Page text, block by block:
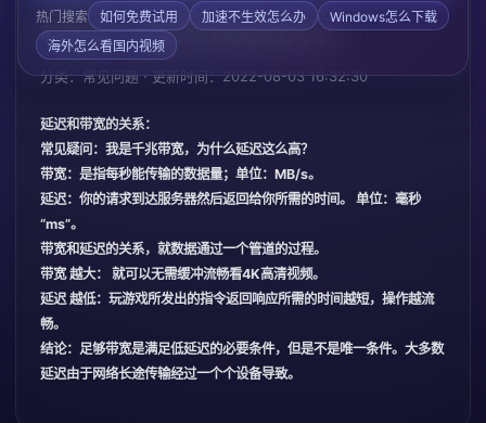
热门搜索 如何免费试用 加速不生效怎么办
Windows怎么下载
海外怎么看国内视频
科普2：延迟和带宽的关系
分类：常见问题 · 更新时间：2022-08-03 16:32:30
延迟和带宽的关系：
常见疑问：我是千兆带宽，为什么延迟这么高？
带宽：是指每秒能传输的数据量；单位：MB/s。
延迟：你的请求到达服务器然后返回给你所需的时间。 单位：毫秒
“ms”。
带宽和延迟的关系，就数据通过一个管道的过程。
带宽 越大： 就可以无需缓冲流畅看4K高清视频。
延迟 越低：玩游戏所发出的指令返回响应所需的时间越短，操作越流
畅。
结论：足够带宽是满足低延迟的必要条件，但是不是唯一条件。大多数
延迟由于网络长途传输经过一个个设备导致。